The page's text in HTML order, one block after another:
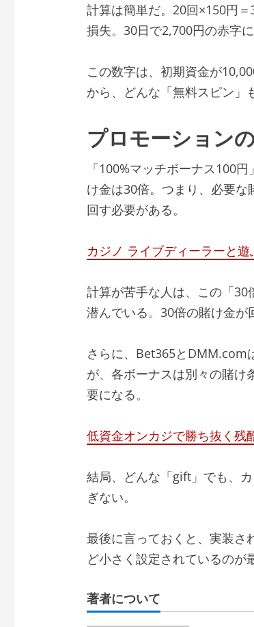
計算は簡単だ。20回×150円
損失。30日で2,700円の赤字に
この数字は、初期資金が
から、どんな「無料スピン」
プロモーション
「100%マッチボーナス100
け金は30倍。つまり、必要
回す必要がある。
カジノ ライブディーラーと
計算が苦手な人は、この「
潜んでいる。30倍の賭け金が
さらに、Bet365とDMM.com
が、各ボーナスは別々の賭け
要になる。
低資金オンカジで勝ち抜く残
結局、どんな「gift」でも、
ぎない。
最後に言っておくと、実装さ
ど小さく設定されているのが
著者について